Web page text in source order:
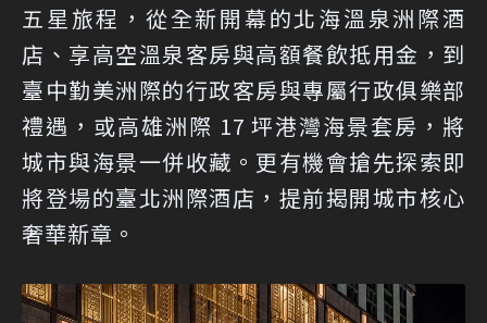
五星旅程，從全新開幕的北海溫泉洲際酒
店、享高空溫泉客房與高額餐飲抵用金，到
臺中勤美洲際的行政客房與專屬行政俱樂部
禮遇，或高雄洲際 17 坪港灣海景套房，將
城市與海景一併收藏。更有機會搶先探索即
將登場的臺北洲際酒店，提前揭開城市核心
奢華新章。